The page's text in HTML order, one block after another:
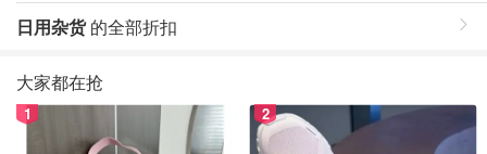
日用杂货的全部折扣
大家都在抢
1 2